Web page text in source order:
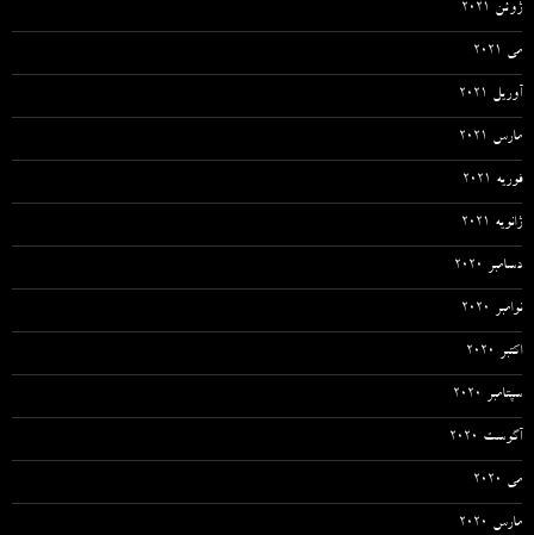
ژوئن 2021
می 2021
آوریل 2021
مارس 2021
فوریه 2021
ژانویه 2021
دسامبر 2020
نوامبر 2020
اکتبر 2020
سپتامبر 2020
آگوست 2020
می 2020
مارس 2020